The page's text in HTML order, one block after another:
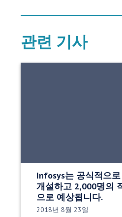
관련 기사
Infosys는 공식적으
개설하고 2,000명의
으로 예상됩니다.
게시 날짜:
2018년 8월 23일